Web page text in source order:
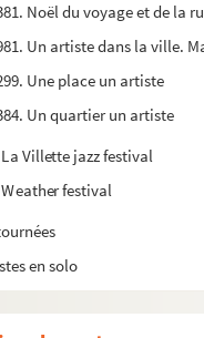
Noël du voyage et de la
Un artiste dans la ville.
Une place un artiste
Un quartier un artiste
La Villette jazz festival
Weather festival
en solo